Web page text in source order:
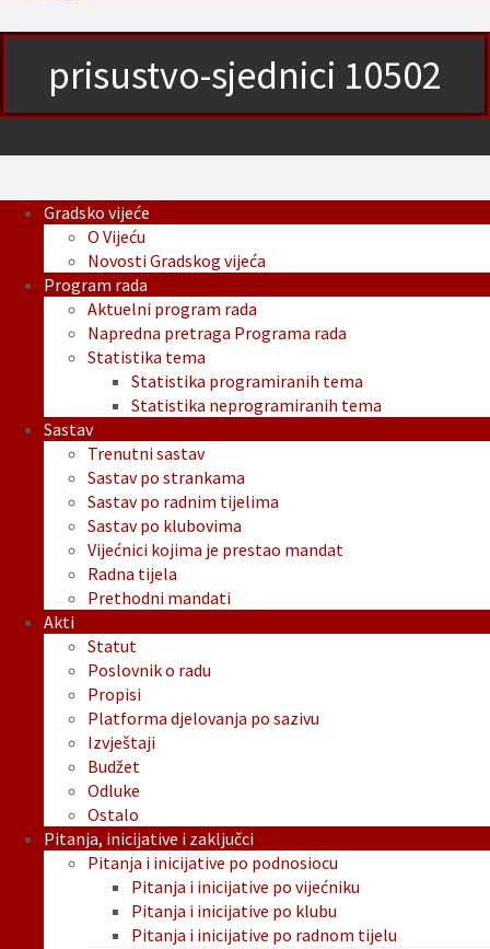
prisustvo-sjednici 10502
Gradsko vijeće
O Vijeću
Novosti Gradskog vijeća
Program rada
Aktuelni program rada
Napredna pretraga Programa rada
Statistika tema
Statistika programiranih tema
Statistika neprogramiranih tema
Sastav
Trenutni sastav
Sastav po strankama
Sastav po radnim tijelima
Sastav po klubovima
Vijećnici kojima je prestao mandat
Radna tijela
Prethodni mandati
Akti
Statut
Poslovnik o radu
Propisi
Platforma djelovanja po sazivu
Izvještaji
Budžet
Odluke
Ostalo
Pitanja, inicijative i zaključci
Pitanja i inicijative po podnosiocu
Pitanja i inicijative po vijećniku
Pitanja i inicijative po klubu
Pitanja i inicijative po radnom tijelu